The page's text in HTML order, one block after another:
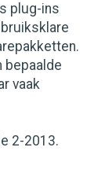
plug-ins
bepaalde
vaak
2-2013.